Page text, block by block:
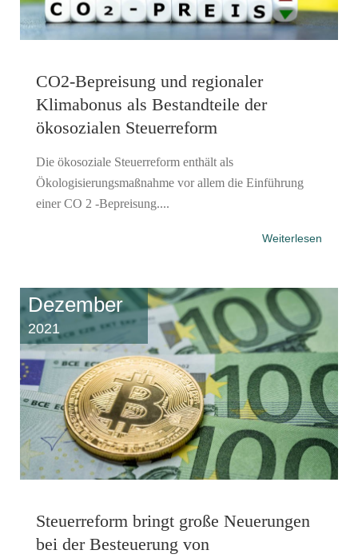
CO2-Bepreisung und regionaler
Klimabonus als Bestandteile der
ökosozialen Steuerreform
Die ökosoziale Steuerreform enthält als
Ökologisierungsmaßnahme vor allem die Einführung
einer CO 2 -Bepreisung....
Weiterlesen
Dezember
2021
Steuerreform bringt große Neuerungen
bei der Besteuerung von